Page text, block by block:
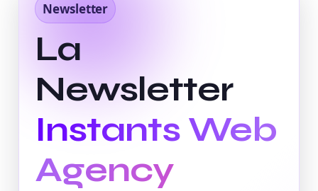
Newsletter
La
Newsletter
Instants Web
Agency